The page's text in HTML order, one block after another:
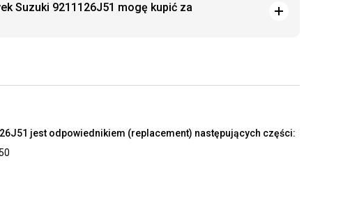
Suzuki 9211126J51 mogę kupić za
jest odpowiednikiem (replacement) następujących części: